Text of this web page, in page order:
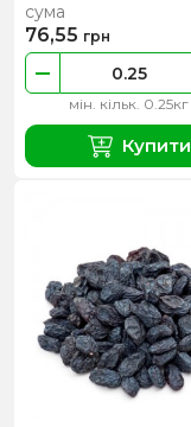
мін. кільк. 0.25кг
сума
76,55 грн
Купити